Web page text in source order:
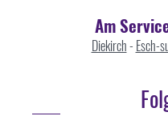
Am
Diekirch- Esch-